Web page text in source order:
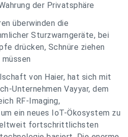
der Privatsphäre
überwinden die
Sturzwarngeräte, bei
drücken, Schnüre ziehen
von Haier, hat sich mit
Unternehmen Vayyar, dem
RF-Imaging,
ein neues IoT-Ökosystem zu
fortschrittlichsten